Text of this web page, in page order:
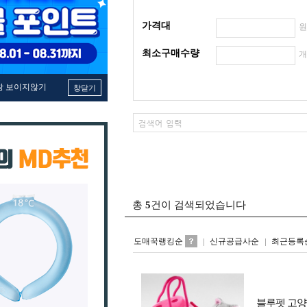
보이지않기 창닫기
가격대
최소구매수량
총 5건이 검색되었습니다
도매꾹랭킹순 신규공급사순 최근등록
블루펫 고